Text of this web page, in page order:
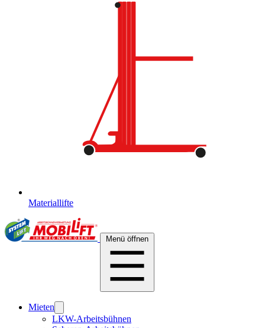
Materiallifte
Menü öffnen
Mieten
LKW-Arbeitsbühnen